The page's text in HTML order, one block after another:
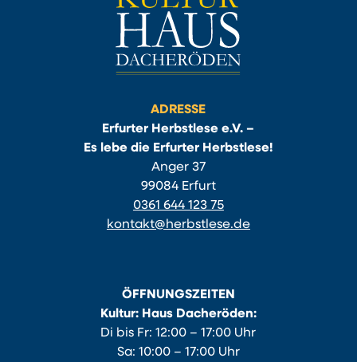
ADRESSE
Erfurter Herbstlese e.V. –
Es lebe die Erfurter Herbstlese!
Anger 37
99084 Erfurt
0361 644 123 75
kontakt@herbstlese.de
ÖFFNUNGSZEITEN
Kultur: Haus Dacheröden:
Di bis Fr: 12:00 – 17:00 Uhr
Sa: 10:00 – 17:00 Uhr